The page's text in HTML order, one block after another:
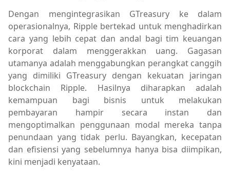
Dengan mengintegrasikan GTreasury ke dalam
operasionalnya, Ripple bertekad untuk menghadirkan
cara yang lebih cepat dan andal bagi tim keuangan
korporat dalam menggerakkan uang. Gagasan
utamanya adalah menggabungkan perangkat canggih
yang dimiliki GTreasury dengan kekuatan jaringan
blockchain Ripple. Hasilnya diharapkan adalah
kemampuan bagi bisnis untuk melakukan
pembayaran hampir secara instan dan
mengoptimalkan penggunaan modal mereka tanpa
penundaan yang tidak perlu. Bayangkan, kecepatan
dan efisiensi yang sebelumnya hanya bisa diimpikan,
kini menjadi kenyataan.